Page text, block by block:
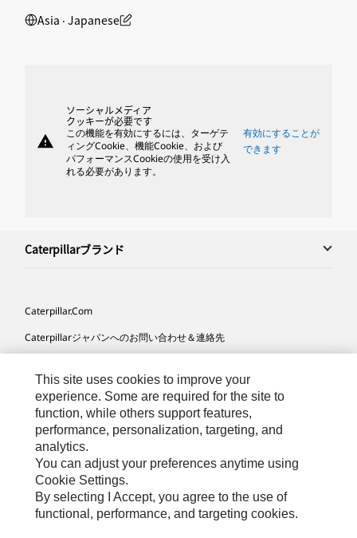
Asia ‧ Japanese
warning
ソーシャルメディア
クッキーが必要です
この機能を有効にするには、ターゲテ
ィングCookie、機能Cookie、および
パフォーマンスCookieの使用を受け入
れる必要があります。
有効にすることが
できます
Caterpillarブランド
Caterpillar.com
Caterpillarジャパンへのお問い合わせ＆連絡先
サイト･マップ
Cookie Settings
法的事項
プライバシー
This site uses cookies to improve your
experience. Some are required for the site to
function, while others support features,
performance, personalization, targeting, and
analytics.
You can adjust your preferences anytime using
Cookie Settings.
By selecting I Accept, you agree to the use of
functional, performance, and targeting cookies.